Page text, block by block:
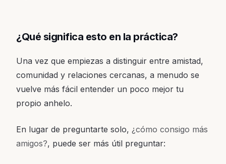
¿Qué significa esto en la práctica?
Una vez que empiezas a distinguir entre amistad,
comunidad y relaciones cercanas, a menudo se
vuelve más fácil entender un poco mejor tu
propio anhelo.
En lugar de preguntarte solo, ¿cómo consigo más
amigos?, puede ser más útil preguntar: